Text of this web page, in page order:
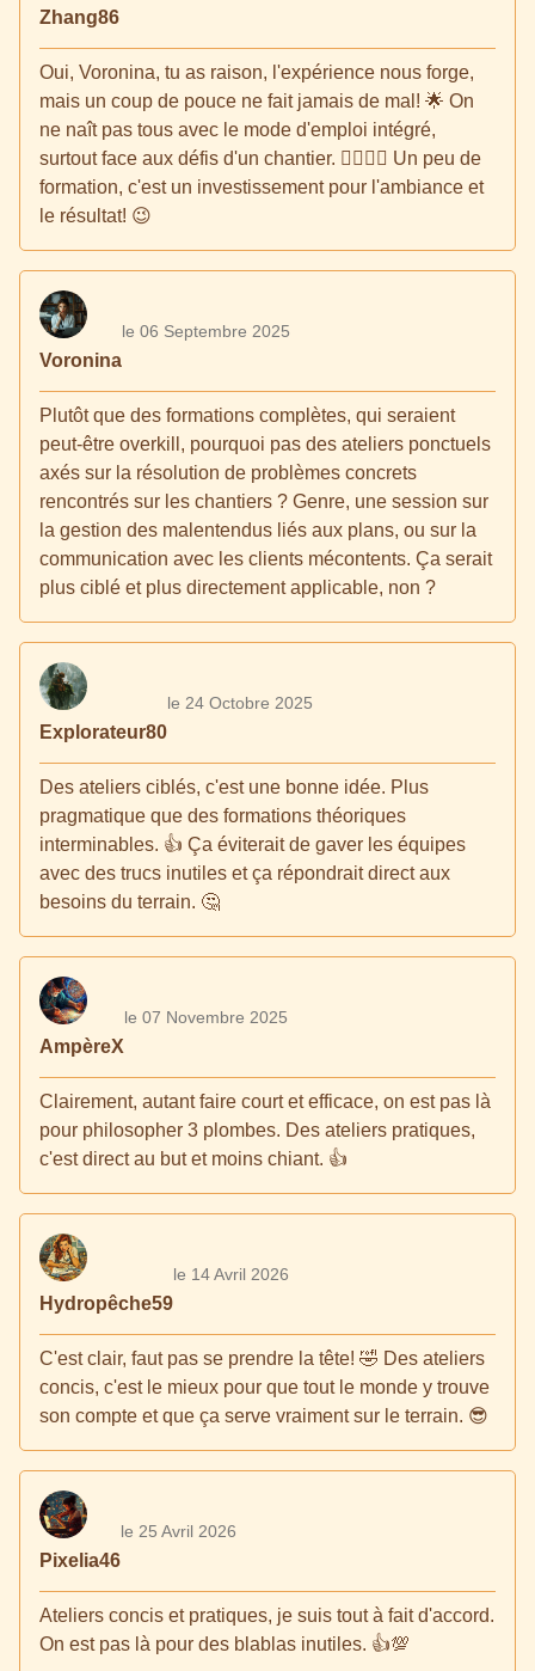
Zhang86
Oui, Voronina, tu as raison, l'expérience nous forge,
mais un coup de pouce ne fait jamais de mal! 🌟 On
ne naît pas tous avec le mode d'emploi intégré,
surtout face aux défis d'un chantier. 👷‍♀️👷‍♂️ Un peu de
formation, c'est un investissement pour l'ambiance et
le résultat! 😉
Voronina
le 06 Septembre 2025
Plutôt que des formations complètes, qui seraient
peut-être overkill, pourquoi pas des ateliers ponctuels
axés sur la résolution de problèmes concrets
rencontrés sur les chantiers ? Genre, une session sur
la gestion des malentendus liés aux plans, ou sur la
communication avec les clients mécontents. Ça serait
plus ciblé et plus directement applicable, non ?
Explorateur80
le 24 Octobre 2025
Des ateliers ciblés, c'est une bonne idée. Plus
pragmatique que des formations théoriques
interminables. 👍 Ça éviterait de gaver les équipes
avec des trucs inutiles et ça répondrait direct aux
besoins du terrain. 🤔
AmpèreX
le 07 Novembre 2025
Clairement, autant faire court et efficace, on est pas là
pour philosopher 3 plombes. Des ateliers pratiques,
c'est direct au but et moins chiant. 👍
Hydropêche59
le 14 Avril 2026
C'est clair, faut pas se prendre la tête! 🤣 Des ateliers
concis, c'est le mieux pour que tout le monde y trouve
son compte et que ça serve vraiment sur le terrain. 😎
Pixelia46
le 25 Avril 2026
Ateliers concis et pratiques, je suis tout à fait d'accord.
On est pas là pour des blablas inutiles. 👍💯